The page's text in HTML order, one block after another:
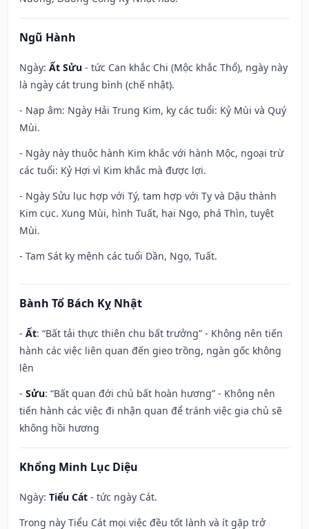
Ngũ Hành
Ngày: Ất Sửu - tức Can khắc Chi (Mộc khắc Thổ), ngày này
là ngày cát trung bình (chế nhật).
- Nạp âm: Ngày Hải Trung Kim, kỵ các tuổi: Kỷ Mùi và Quý
Mùi.
- Ngày này thuộc hành Kim khắc với hành Mộc, ngoại trừ
các tuổi: Kỷ Hợi vì Kim khắc mà được lợi.
- Ngày Sửu lục hợp với Tý, tam hợp với Tỵ và Dậu thành
Kim cục. Xung Mùi, hình Tuất, hại Ngọ, phá Thìn, tuyệt
Mùi.
- Tam Sát kỵ mệnh các tuổi Dần, Ngọ, Tuất.
Bành Tổ Bách Kỵ Nhật
- Ất: “Bất tải thực thiên chu bất trưởng” - Không nên tiến
hành các việc liên quan đến gieo trồng, ngàn gốc không
lên
- Sửu: “Bất quan đới chủ bất hoàn hương” - Không nên
tiến hành các việc đi nhận quan để tránh việc gia chủ sẽ
không hồi hương
Khổng Minh Lục Diệu
Ngày: Tiểu Cát - tức ngày Cát.
Trong này Tiểu Cát mọi việc đều tốt lành và ít gặp trở